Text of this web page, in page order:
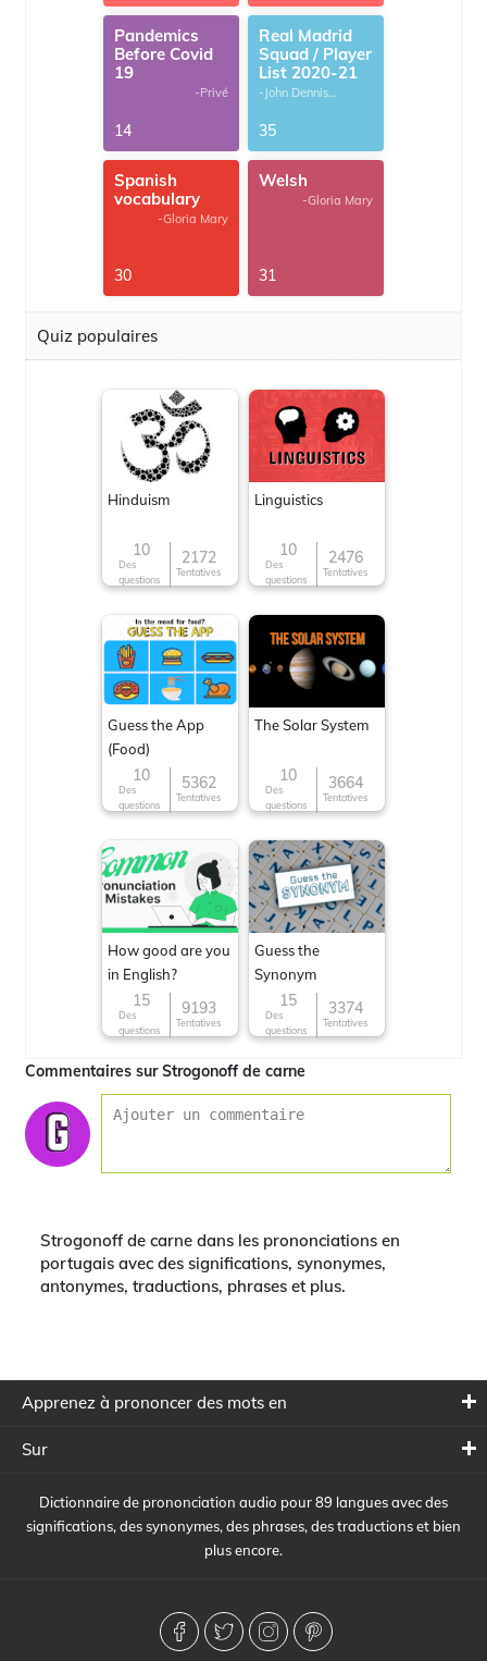
Pandemics
Before Covid
19
-Privé
14
Real Madrid
Squad / Player
List 2020-21
-John Dennis
35
Spanish
vocabulary
-Gloria Mary
30
Welsh
-Gloria Mary
31
Quiz populaires
Hinduism
10
Des
questions
2172
Tentatives
Linguistics
10
Des
questions
2476
Tentatives
Guess the App
(Food)
10
Des
questions
5362
Tentatives
The Solar System
10
Des
questions
3664
Tentatives
How good are you
in English?
15
Des
questions
9193
Tentatives
Guess the
Synonym
15
Des
questions
3374
Tentatives
Commentaires sur Strogonoff de carne
Strogonoff de carne dans les prononciations en
portugais avec des significations, synonymes,
antonymes, traductions, phrases et plus.
Apprenez à prononcer des mots en
Sur
Dictionnaire de prononciation audio pour 89 langues avec des
significations, des synonymes, des phrases, des traductions et bien
plus encore.